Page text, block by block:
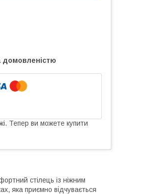
домовленістю
Тепер ви можете купити
стілець із ніжним
яка приємно відчувається